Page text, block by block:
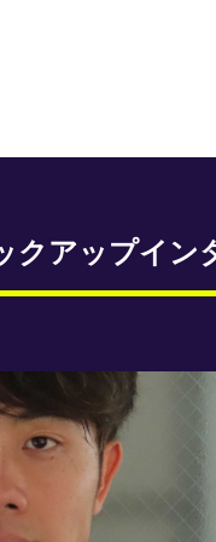
クアップイン